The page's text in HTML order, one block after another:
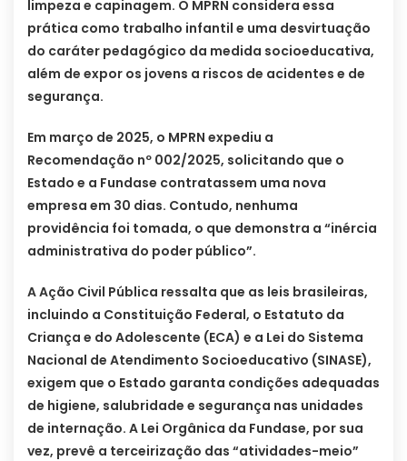
limpeza e capinagem. O MPRN considera essa
prática como trabalho infantil e uma desvirtuação
do caráter pedagógico da medida socioeducativa,
além de expor os jovens a riscos de acidentes e de
segurança.
Em março de 2025, o MPRN expediu a
Recomendação nº 002/2025, solicitando que o
Estado e a Fundase contratassem uma nova
empresa em 30 dias. Contudo, nenhuma
providência foi tomada, o que demonstra a “inércia
administrativa do poder público”.
A Ação Civil Pública ressalta que as leis brasileiras,
incluindo a Constituição Federal, o Estatuto da
Criança e do Adolescente (ECA) e a Lei do Sistema
Nacional de Atendimento Socioeducativo (SINASE),
exigem que o Estado garanta condições adequadas
de higiene, salubridade e segurança nas unidades
de internação. A Lei Orgânica da Fundase, por sua
vez, prevê a terceirização das “atividades-meio”